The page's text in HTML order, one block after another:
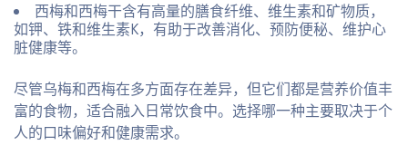
西梅和西梅干含有高量的膳食纤维、维生素和矿物质，
如钾、铁和维生素K，有助于改善消化、预防便秘、维护心
脏健康等。
尽管乌梅和西梅在多方面存在差异，但它们都是营养价值丰
富的食物，适合融入日常饮食中。选择哪一种主要取决于个
人的口味偏好和健康需求。